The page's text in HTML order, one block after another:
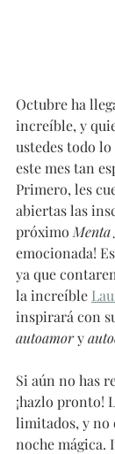
Octubre ha
increíble, y
ustedes todo lo
este mes tan
Primero, les
abiertas las
próximo Menta
emocionada!
ya que
la increíble
inspirará con
autoamor y
Si aún no has
¡hazlo pronto!
limitados, y no
noche mágica.